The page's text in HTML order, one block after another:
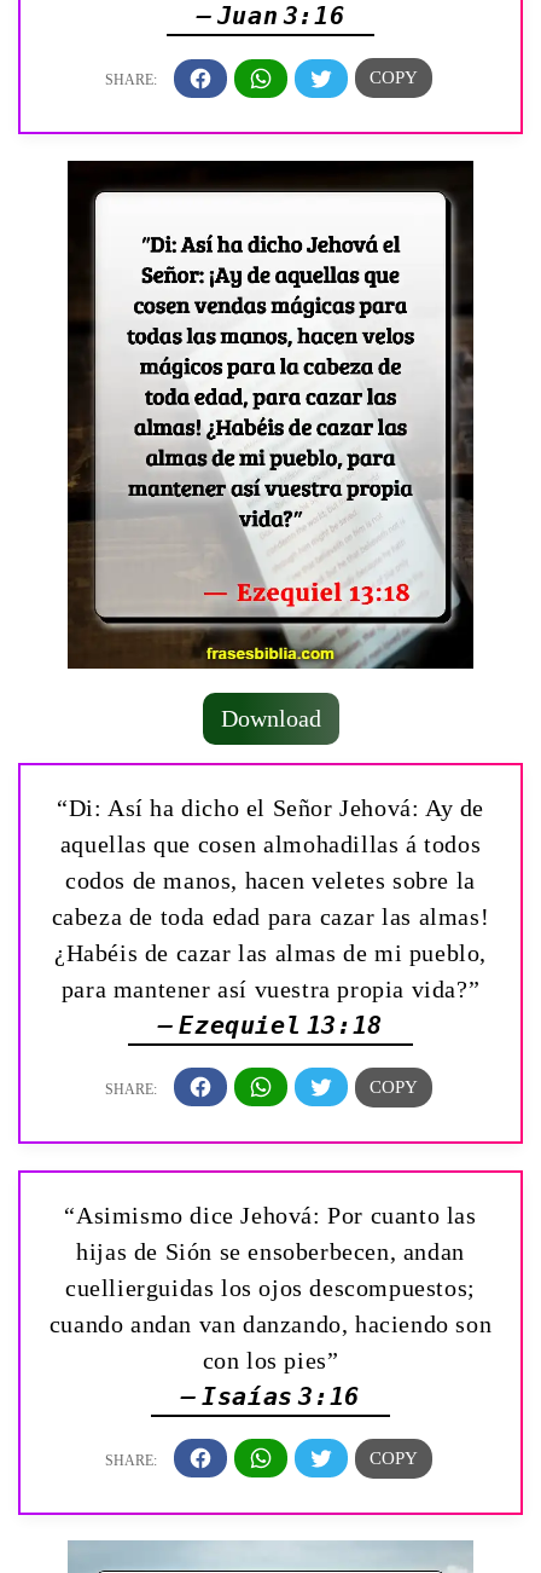
— Juan 3:16
Download
“Di: Así ha dicho el Señor Jehová: ­Ay de
aquellas que cosen almohadillas á todos
codos de manos, hacen veletes sobre la
cabeza de toda edad para cazar las almas!
¿Habéis de cazar las almas de mi pueblo,
para mantener así vuestra propia vida?”
— Ezequiel 13:18
“Asimismo dice Jehová: Por cuanto las
hijas de Sión se ensoberbecen, andan
cuellierguidas los ojos descompuestos;
cuando andan van danzando, haciendo son
con los pies”
— Isaías 3:16